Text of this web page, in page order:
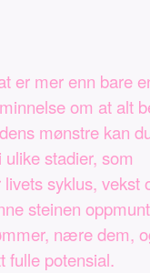
er mer enn bare
om at alt
mønstre kan
stadier, som
syklus, vekst
steinen
nære dem,
fulle potensial.